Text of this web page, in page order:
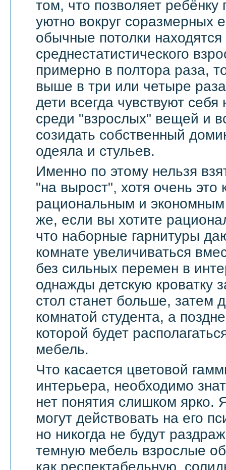
том, что позволяет ребёнку
уютно вокруг соразмерных
обычные потолки
среднестатистического
примерно в полтора раза,
выше в три или четыре
дети всегда чувствуют
среди "взрослых" вещей и
созидать собственный
одеяла и стульев.
Именно по этому нельзя
"на вырост", хотя очень это
рациональным и экономным
же, если вы хотите
что наборные гарнитуры
комнате увеличиваться
без сильных перемен в
однажды детскую кроватку
стол станет больше, затем
комнатой студента, а
которой будет
мебель.
Что касается цветовой
интерьера, необходимо
нет понятия слишком ярко.
могут действовать на его
но никогда не будут
темную мебель взрослые
как респектабельную,